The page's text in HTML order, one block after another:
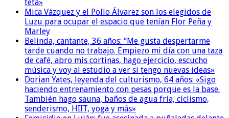
teta»
Mica Vázquez y el Pollo Álvarez son los elegidos de
Luzu para ocupar el espacio que tenían Flor Peña y
Marley
Belinda, cantante, 36 años: “Me gusta despertarme
tarde cuando no trabajo. Empiezo mi día con una taza
de café, abro mis cortinas, hago ejercicio, escucho
música y voy al estudio a ver si tengo nuevas ideas»
Dorian Yates, leyenda del culturismo, 64 años: «Sigo
haciendo entrenamiento con pesas porque es la base.
También hago sauna, baños de agua fría, ciclismo,
senderismo, HIIT, yoga y más»